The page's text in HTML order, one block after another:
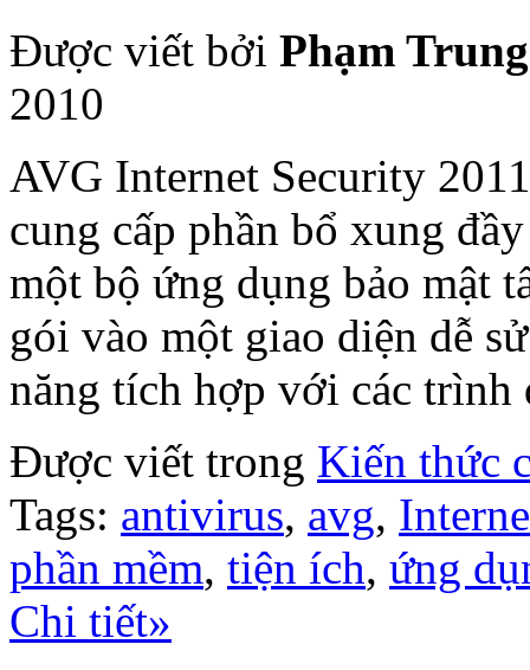
Được viết bởi Phạm
2010
AVG Internet Security
cung cấp phần bổ xung
một bộ ứng dụng bảo mật
gói vào một giao diện dễ
năng tích hợp với các
Được viết trong Kiến thức
Tags: antivirus, avg,
phần mềm, tiện ích, ứng
Chi tiết»